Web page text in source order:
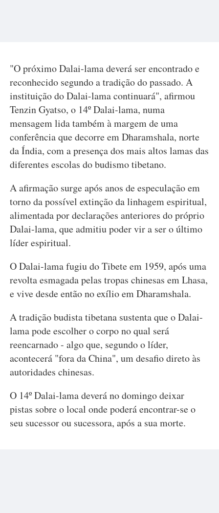
"O próximo Dalai-lama deverá ser encontrado e
reconhecido segundo a tradição do passado. A
instituição do Dalai-lama continuará", afirmou
Tenzin Gyatso, o 14º Dalai-lama, numa
mensagem lida também à margem de uma
conferência que decorre em Dharamshala, norte
da Índia, com a presença dos mais altos lamas das
diferentes escolas do budismo tibetano.
A afirmação surge após anos de especulação em
torno da possível extinção da linhagem espiritual,
alimentada por declarações anteriores do próprio
Dalai-lama, que admitiu poder vir a ser o último
líder espiritual.
O Dalai-lama fugiu do Tibete em 1959, após uma
revolta esmagada pelas tropas chinesas em Lhasa,
e vive desde então no exílio em Dharamshala.
A tradição budista tibetana sustenta que o Dalai-
lama pode escolher o corpo no qual será
reencarnado - algo que, segundo o líder,
acontecerá "fora da China", um desafio direto às
autoridades chinesas.
O 14º Dalai-lama deverá no domingo deixar
pistas sobre o local onde poderá encontrar-se o
seu sucessor ou sucessora, após a sua morte.